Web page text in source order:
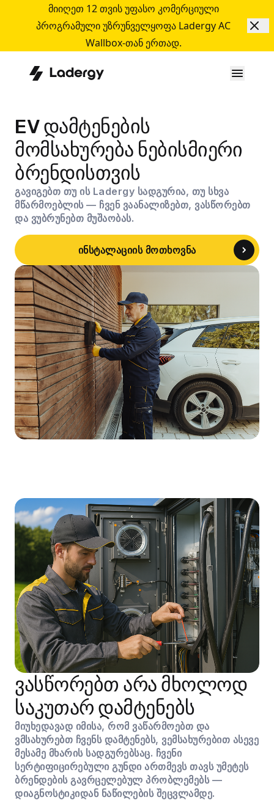
მიიღეთ 12 თვის უფასო კომერციული
პროგრამული უზრუნველყოფა Ladergy AC
Wallbox-თან ერთად.
EV დამტენების
მომსახურება ნებისმიერი
ბრენდისთვის
გავიგებთ თუ ის Ladergy სადგურია, თუ სხვა
მწარმოებლის — ჩვენ ვაანალიზებთ, ვასწორებთ
და ვუბრუნებთ მუშაობას.
ინსტალაციის მოთხოვნა
ვასწორებთ არა მხოლოდ
საკუთარ დამტენებს
მიუხედავად იმისა, რომ ვაწარმოებთ და
ვმსახურებთ ჩვენს დამტენებს, ვემსახურებით ასევე
მესამე მხარის სადგურებსაც. ჩვენი
სერტიფიცირებული გუნდი ართმევს თავს უმეტეს
ბრენდების გავრცელებულ პრობლემებს —
დიაგნოსტიკიდან ნაწილების შეცვლამდე.